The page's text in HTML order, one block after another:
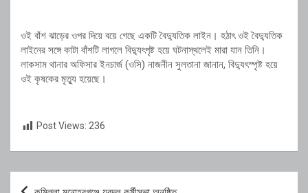
ওই বাঁশ ঝাড়ের ওপর দিয়ে বয়ে গেছে একটি বৈদ্যুতিক লাইন। হঠাৎ ওই বৈদ্যুতিক
লাইনের সঙ্গে কাটা বাঁশটি লাগলে বিদ্যুৎপৃষ্ট হয়ে ঘটনাস্থলেই মারা যান তিনি।
লাকসাম থানার অফিসার ইনচার্জ (ওসি) নাজনীন সুলতানা জানান, বিদ্যুৎস্পৃষ্ট হয়ে
ওই কৃষকের মৃত্যু হয়েছে।
Post Views: 236
Post